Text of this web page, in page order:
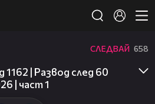
СЛЕДВАЙ 658
1162 | Развод след 60
| част 1